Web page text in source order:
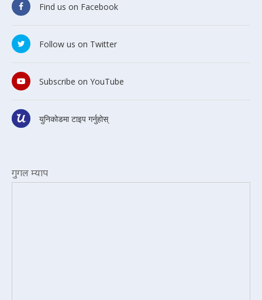
Find us on Facebook
Follow us on Twitter
Subscribe on YouTube
युनिकोडमा टाइप गर्नुहोस्
गुगल म्याप